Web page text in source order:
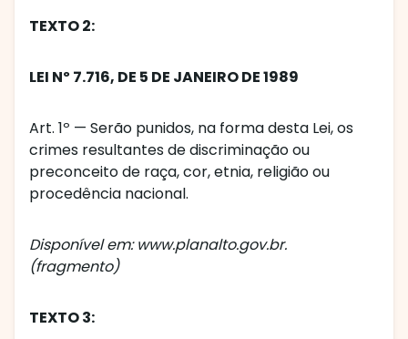
TEXTO 2:
LEI Nº 7.716, DE 5 DE JANEIRO DE 1989
Art. 1º — Serão punidos, na forma desta Lei, os
crimes resultantes de discriminação ou
preconceito de raça, cor, etnia, religião ou
procedência nacional.
Disponível em: www.planalto.gov.br.
(fragmento)
TEXTO 3: